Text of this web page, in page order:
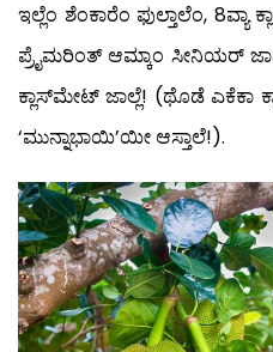
ಇಲ್ಲೆಂ ಶೆಂಕಾರೆಂ ಫುಲ್ತಾಲೆಂ,
ಪ್ರೈಮರಿಂತ್ ಆಮ್ಕಾಂ ಸೀನಿಯರ್
ಕ್ಲಾಸ್‍ಮೇಟ್ ಜಾಲ್ಲೆ! (ಥೊಡೆ ಎಕೆಕಾ
‘ಮುನ್ನಾಭಾಯಿ’ಯೀ ಆಸ್ತಾಲೆ!).